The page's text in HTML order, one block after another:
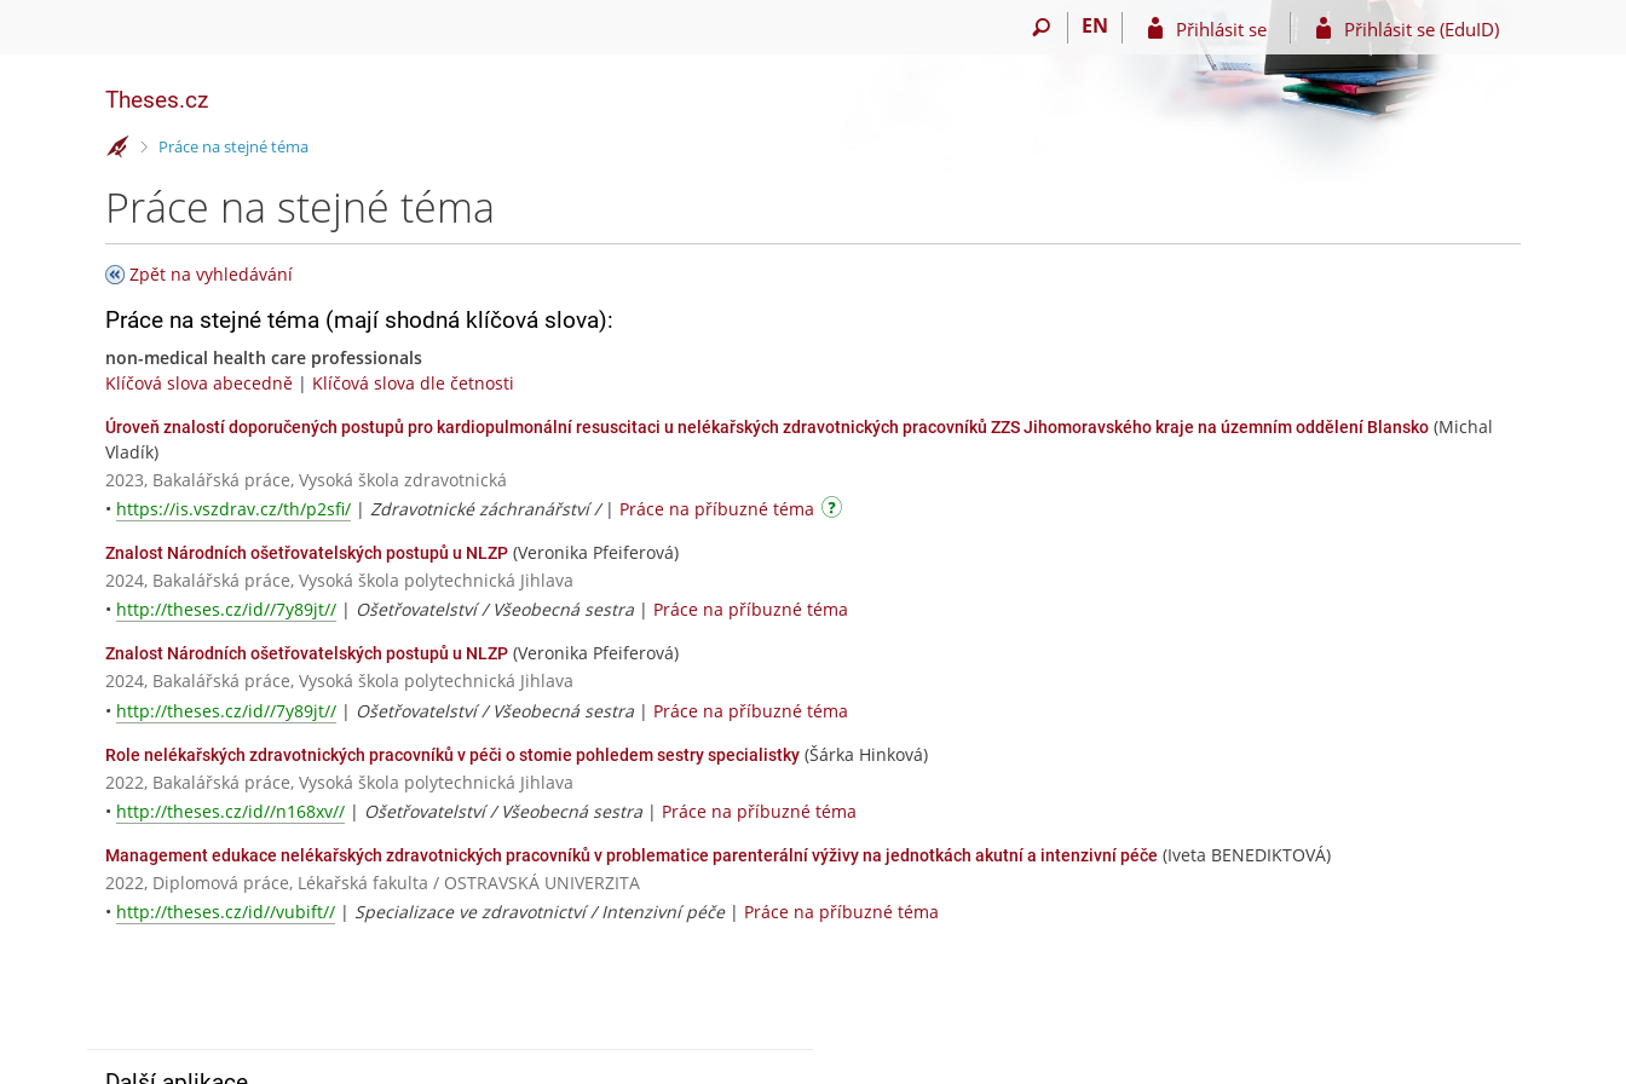
EN Přihlásit se Přihlásit se (EduID)
Theses.cz
>Práce na stejné téma
Práce na stejné téma
Zpět na vyhledávání
Práce na stejné téma (mají shodná klíčová slova):
non-medical health care professionals
Klíčová slova abecedně | Klíčová slova dle četnosti
Úroveň znalostí doporučených postupů pro kardiopulmonální resuscitaci u nelékařských zdravotnických pracovníků ZZS Jihomoravského kraje na územním oddělení Blansko (Michal
Vladík)
2023, Bakalářská práce, Vysoká škola zdravotnická
• https://is.vszdrav.cz/th/p2sfi/ | Zdravotnické záchranářství / | Práce na příbuzné téma
Znalost Národních ošetřovatelských postupů u NLZP (Veronika Pfeiferová)
2024, Bakalářská práce, Vysoká škola polytechnická Jihlava
• http://theses.cz/id//7y89jt// | Ošetřovatelství / Všeobecná sestra | Práce na příbuzné téma
Znalost Národních ošetřovatelských postupů u NLZP (Veronika Pfeiferová)
2024, Bakalářská práce, Vysoká škola polytechnická Jihlava
• http://theses.cz/id//7y89jt// | Ošetřovatelství / Všeobecná sestra | Práce na příbuzné téma
Role nelékařských zdravotnických pracovníků v péči o stomie pohledem sestry specialistky (Šárka Hinková)
2022, Bakalářská práce, Vysoká škola polytechnická Jihlava
• http://theses.cz/id//n168xv// | Ošetřovatelství / Všeobecná sestra | Práce na příbuzné téma
Management edukace nelékařských zdravotnických pracovníků v problematice parenterální výživy na jednotkách akutní a intenzivní péče (Iveta BENEDIKTOVÁ)
2022, Diplomová práce, Lékařská fakulta / OSTRAVSKÁ UNIVERZITA
• http://theses.cz/id//vubift// | Specializace ve zdravotnictví / Intenzivní péče| Práce na příbuzné téma